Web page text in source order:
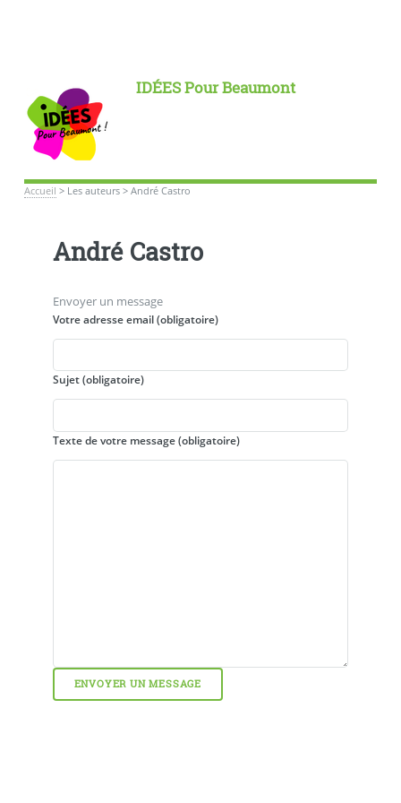
IDÉES Pour Beaumont
Accueil > Les auteurs> André Castro
André Castro
Envoyer un message
Votre adresse email (obligatoire)
Sujet (obligatoire)
Texte de votre message (obligatoire)